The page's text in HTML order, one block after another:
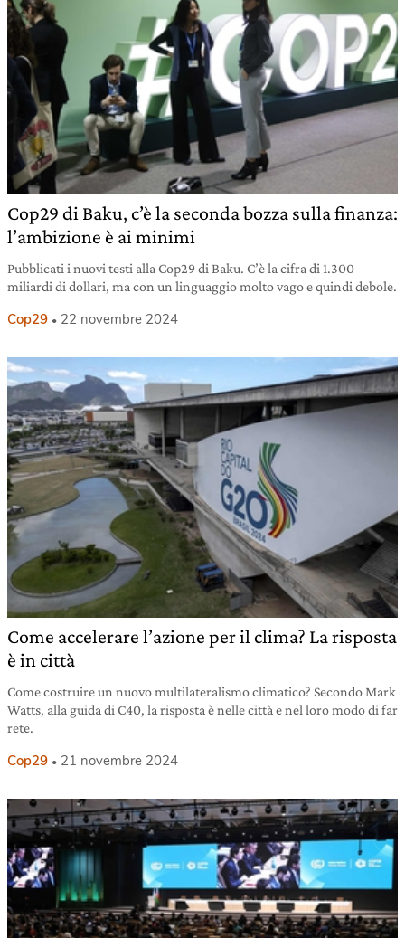
Cop29 di Baku, c’è la seconda bozza sulla finanza:
l’ambizione è ai minimi
Pubblicati i nuovi testi alla Cop29 di Baku. C’è la cifra di 1.300
miliardi di dollari, ma con un linguaggio molto vago e quindi debole.
Cop29 22 novembre 2024
Come accelerare l’azione per il clima? La risposta
è in città
Come costruire un nuovo multilateralismo climatico? Secondo Mark
Watts, alla guida di C40, la risposta è nelle città e nel loro modo di far
rete.
Cop29 21 novembre 2024